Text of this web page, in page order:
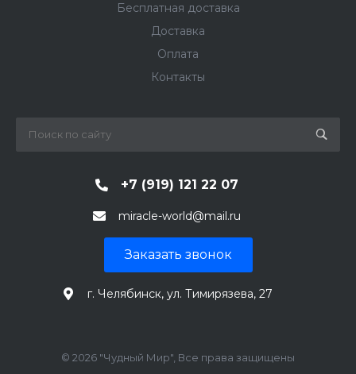
Бесплатная доставка
Доставка
Оплата
Контакты
+7 (919) 121 22 07
miracle-world@mail.ru
Заказать звонок
г. Челябинск, ул. Тимирязева, 27
© 2026 "Чудный Мир", Все права защищены